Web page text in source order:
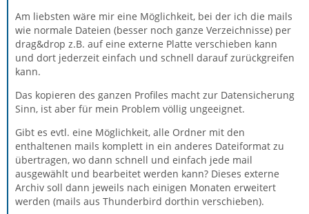
Am liebsten wäre mir eine Möglichkeit, bei der ich die mails
wie normale Dateien (besser noch ganze Verzeichnisse) per
drag&drop z.B. auf eine externe Platte verschieben kann
und dort jederzeit einfach und schnell darauf zurückgreifen
kann.
Das kopieren des ganzen Profiles macht zur Datensicherung
Sinn, ist aber für mein Problem völlig ungeeignet.
Gibt es evtl. eine Möglichkeit, alle Ordner mit den
enthaltenen mails komplett in ein anderes Dateiformat zu
übertragen, wo dann schnell und einfach jede mail
ausgewählt und bearbeitet werden kann? Dieses externe
Archiv soll dann jeweils nach einigen Monaten erweitert
werden (mails aus Thunderbird dorthin verschieben).